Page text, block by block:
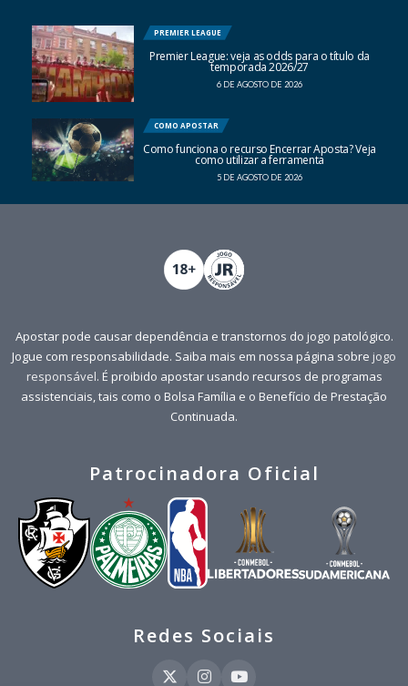
PREMIER LEAGUE
Premier League: veja as odds para o título da
temporada 2026/27
6 DE AGOSTO DE 2026
COMO APOSTAR
Como funciona o recurso Encerrar Aposta? Veja
como utilizar a ferramenta
5 DE AGOSTO DE 2026
Apostar pode causar dependência e transtornos do jogo patológico.
Jogue com responsabilidade. Saiba mais em nossa página sobre jogo
responsável. É proibido apostar usando recursos de programas
assistenciais, tais como o Bolsa Família e o Benefício de Prestação
Continuada.
Patrocinadora Oficial
Redes Sociais